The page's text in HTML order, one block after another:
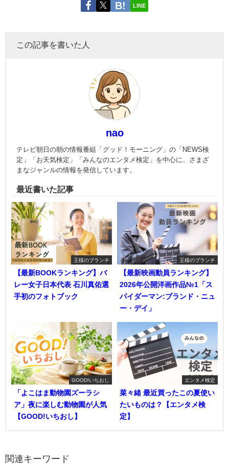
LINE
この記事を書いた人
nao
テレビ朝日の朝の情報番組「グッド！モーニング」の「NEWS検
定」「お天気検定」「みんなのエンタメ検定」を中心に、さまざ
まなジャンルの情報を発信しています。
最近書いた記事
王様のブランチ
【最新BOOKランキング】バ
レー女子日本代表 石川真佑選
手初のフォトブック
王様のブランチ
【最新映画動員ランキング】
2026年公開洋画作品№1「ス
パイダーマン:ブランド・ニュ
ー・デイ」
GOOD!いちおし
「よこはま動物園ズーラシ
ア」夜に楽しむ動物園が人気
【GOOD!いちおし】
エンタメ検定
菜々緒 最近買ったこの夏使い
たいものは？【エンタメ検
定】
関連キーワード